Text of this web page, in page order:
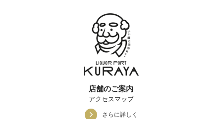
店舗のご案内
アクセスマップ
さらに詳しく